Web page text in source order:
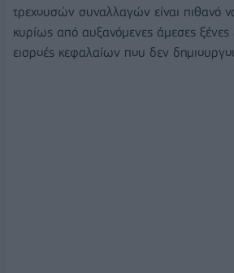
τρεχουσών συναλλαγών είναι πιθανό
κυρίως από αυξανόμενες άμεσες ξένες
εισροές κεφαλαίων που δεν